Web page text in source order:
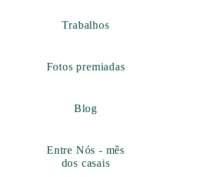
Trabalhos
Fotos premiadas
Blog
Entre Nós - mês
dos casais